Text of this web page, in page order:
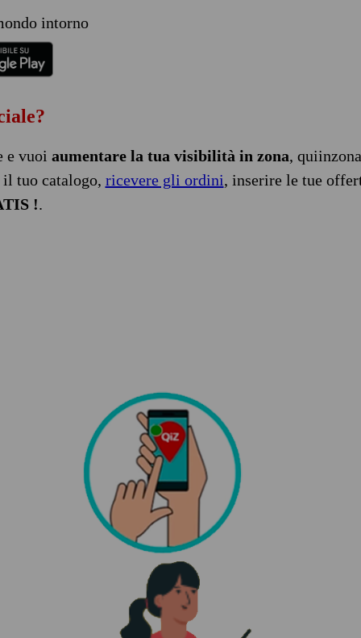
intorno
e vuoi aumentare la tua visibilità in zona,
tuo catalogo, ricevere gli ordini, inserire le tue
!.